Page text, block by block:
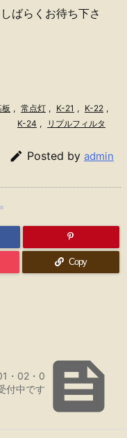
ばらくお待ち下さ
板 , 常点灯 , K-21 , K-22 ,
K-24 , リプルフィルタ
 Posted by admin
Copy

・02・0
付中です